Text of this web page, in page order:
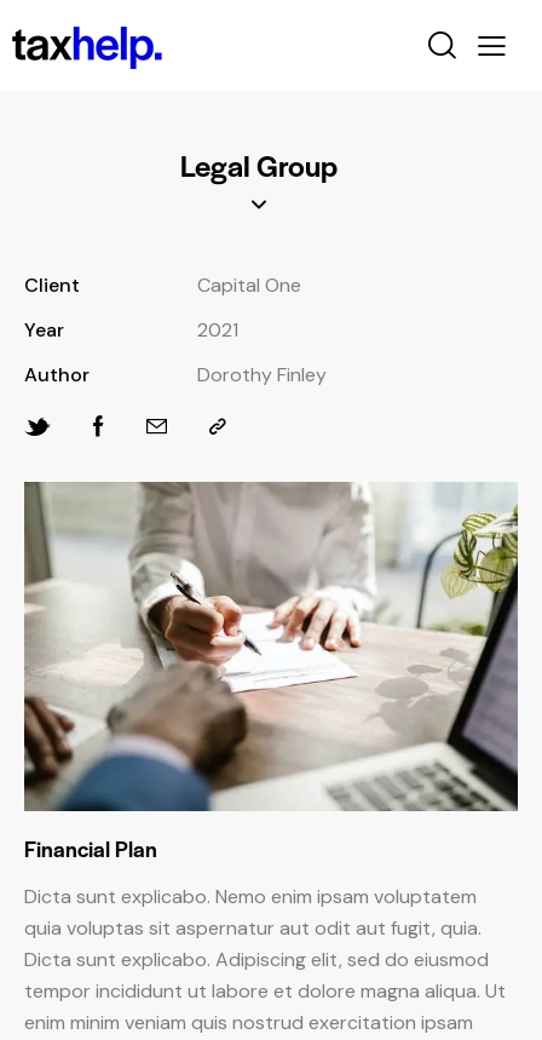
Legal Group
Financial Plan
Dicta sunt explicabo. Nemo enim ipsam voluptatem
quia voluptas sit aspernatur aut odit aut fugit, quia.
Dicta sunt explicabo. Adipiscing elit, sed do eiusmod
tempor incididunt ut labore et dolore magna aliqua. Ut
enim minim veniam quis nostrud exercitation ipsam
Client
Capital One
Year
2021
Author
Dorothy Finley